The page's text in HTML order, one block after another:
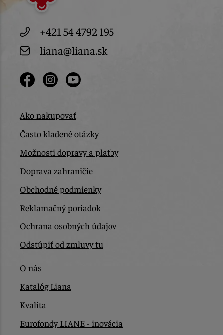
+421 54 4792 195
liana@liana.sk
Ako nakupovať
Často kladené otázky
Možnosti dopravy a platby
Doprava zahraničie
Obchodné podmienky
Reklamačný poriadok
Ochrana osobných údajov
Odstúpiť od zmluvy tu
O nás
Katalóg Liana
Kvalita
Eurofondy LIANE - inovácia